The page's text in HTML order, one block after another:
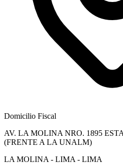
Domicilio Fiscal
AV. LA MOLINA NRO. 1895
(FRENTE A LA UNALM)
LA MOLINA - LIMA - LIMA